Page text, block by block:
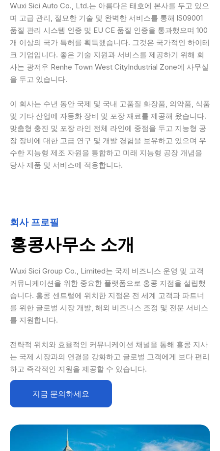
Wuxi Sici Auto Co., Ltd.는 아름다운 태호에 본사를 두고 있으
며 고급 관리, 절묘한 기술 및 완벽한 서비스를 통해 lS09001
품질 관리 시스템 인증 및 EU CE 품질 인증을 통과했으며 100
개 이상의 국가 특허를 획득했습니다. 그것은 국가적인 하이테
크 기업입니다. 좋은 기술 지원과 서비스를 제공하기 위해 회
사는 광저우 Renhe Town West CityIndustrial Zone에 사무실
을 두고 있습니다.
이 회사는 수년 동안 국제 및 국내 고품질 화장품, 의약품, 식품
및 기타 산업에 자동화 장비 및 포장 재료를 제공해 왔습니다.
맞춤형 충진 및 포장 라인 전체 라인에 중점을 두고 지능형 공
장 장비에 대한 고급 연구 및 개발 경험을 보유하고 있으며 우
수한 지능형 제조 자원을 통합하고 미래 지능형 공장 개념을
당사 제품 및 서비스에 적용합니다.
회사 프로필
홍콩사무소 소개
Wuxi Sici Group Co., Limited는 국제 비즈니스 운영 및 고객
커뮤니케이션을 위한 중요한 플랫폼으로 홍콩 지점을 설립했
습니다. 홍콩 센트럴에 위치한 지점은 전 세계 고객과 파트너
를 위한 글로벌 시장 개발, 해외 비즈니스 조정 및 전문 서비스
를 지원합니다.
전략적 위치와 효율적인 커뮤니케이션 채널을 통해 홍콩 지사
는 국제 시장과의 연결을 강화하고 글로벌 고객에게 보다 편리
하고 즉각적인 지원을 제공할 수 있습니다.
지금 문의하세요